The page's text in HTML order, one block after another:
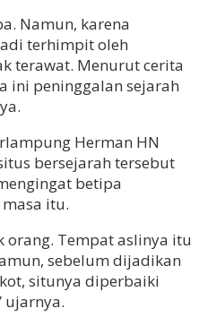
Namun, karena
terhimpit oleh
terawat. Menurut cerita
ini peninggalan sejarah
Herman HN
bersejarah tersebut
betipa
itu.
orang. Tempat aslinya itu
sebelum dijadikan
situnya diperbaiki
ujarnya.